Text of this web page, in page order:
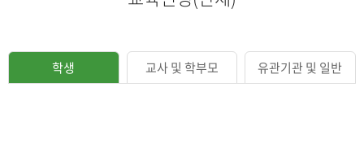
학생 교사 및 학부모 유관기관 및 일반